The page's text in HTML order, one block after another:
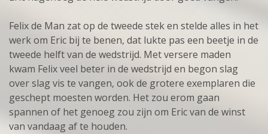
Felix de Man zat op de tweede stek en stelde alles in het
werk om Eric bij te benen, dat lukte pas een beetje in de
tweede helft van de wedstrijd. Met versere maden
kwam Felix veel beter in de wedstrijd en begon slag
over slag vis te vangen, ook de grotere exemplaren die
geschept moesten worden. Het zou erom gaan
spannen of het genoeg zou zijn om Eric van de winst
van vandaag af te houden.